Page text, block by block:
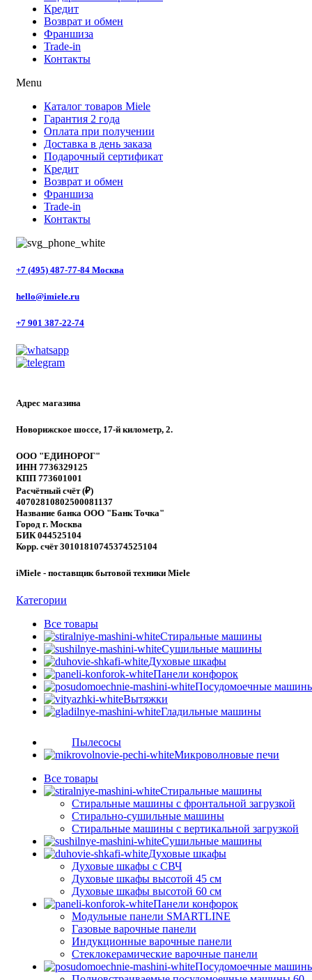
Кредит
Возврат и обмен
Франшиза
Trade-in
Контакты
Menu
Каталог товаров Miele
Гарантия 2 года
Оплата при получении
Доставка в день заказа
Подарочный сертификат
Кредит
Возврат и обмен
Франшиза
Trade-in
Контакты
+7 (495) 487-77-84 Москва
hello@imiele.ru
+7 901 387-22-74
Адрес магазина
Новорижское шоссе, 17-й километр, 2.
ООО "ЕДИНОРОГ"
ИНН 7736329125
КПП 773601001
Расчётный счёт (₽)
40702810802500081137
Название банка ООО "Банк Точка"
Город г. Москва
БИК 044525104
Корр. счёт 30101810745374525104
iMiele - поставщик бытовой техники Miele
Категории
Все товары
Стиральные машины
Сушильные машины
Духовые шкафы
Панели конфорок
Посудомоечные
Вытяжки
Гладильные машины
Пылесосы
Микроволновые печи
Все товары
Стиральные машины
Стиральные машины с фронтальной загрузкой
Стирально-сушильные машины
Стиральные машины с вертикальной загрузкой
Сушильные машины
Духовые шкафы
Духовые шкафы с СВЧ
Духовые шкафы высотой 45 см
Духовые шкафы высотой 60 см
Панели конфорок
Модульные панели SMARTLINE
Газовые варочные панели
Индукционные варочные панели
Стеклокерамические варочные панели
Посудомоечные